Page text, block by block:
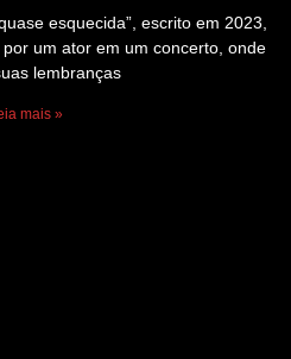
esquecida”, escrito em 2023,
um ator em um concerto, onde
lembranças
mais »